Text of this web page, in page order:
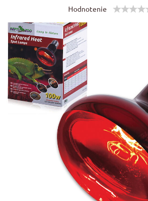
Hodnotenie